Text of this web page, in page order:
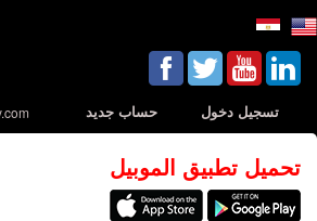
تسجيل دخول حساب جديد
تحميل تطبيق الموبيل